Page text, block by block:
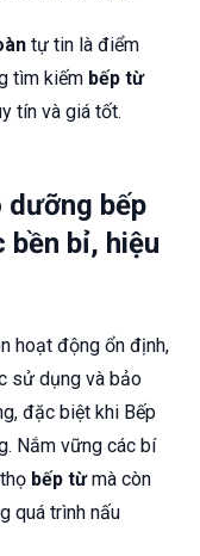
tự tin là điểm
tìm kiếm bếp từ
tín và giá tốt.
dưỡng bếp
bền bỉ, hiệu
hoạt động ổn định,
sử dụng và bảo
đặc biệt khi Bếp
Nắm vững các bí
bếp từmà còn
quá trình nấu